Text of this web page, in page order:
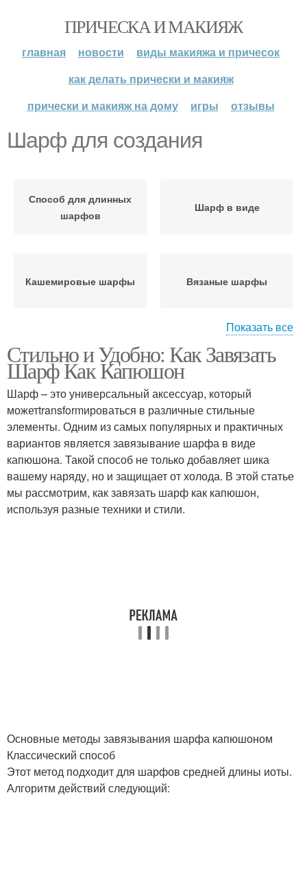
ПРИЧЕСКА И МАКИЯЖ
главная новости
виды макияжа и причесок
как делать прически и макияж
прически и макияж на дому
игры отзывы
Шарф для создания
Способ для длинных
шарфов
Шарф в виде
Кашемировые шарфы Вязаные шарфы
Шарф на шее Материал для шарфа
Показать все
Стильно и Удобно: Как Завязать
Шарф Как Капюшон
Шарф – это универсальный аксессуар, который
можетtransformироваться в различные стильные
элементы. Одним из самых популярных и практичных
вариантов является завязывание шарфа в виде
капюшона. Такой способ не только добавляет шика
вашему наряду, но и защищает от холода. В этой статье
мы рассмотрим, как завязать шарф как капюшон,
используя разные техники и стили.
Основные методы завязывания шарфа капюшоном
Классический способ
Этот метод подходит для шарфов средней длины иоты.
Алгоритм действий следующий: